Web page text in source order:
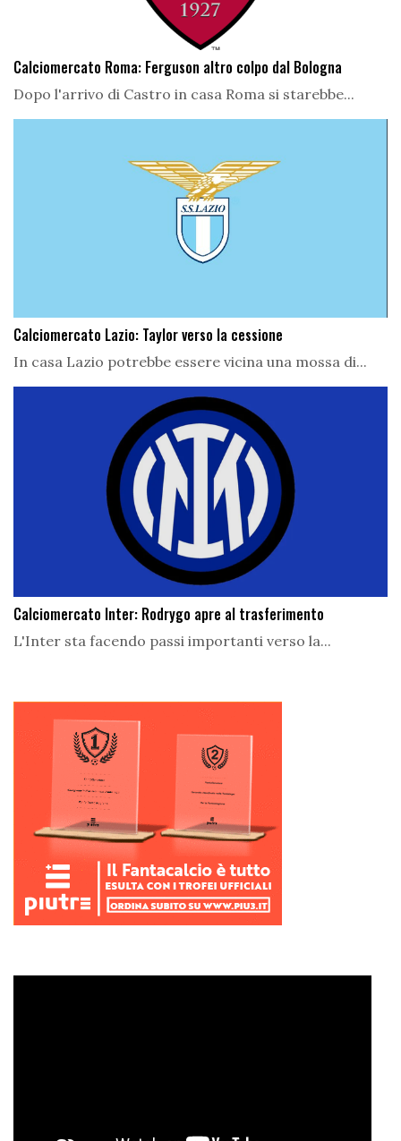
Calciomercato Roma: Ferguson altro colpo dal Bologna
Dopo l'arrivo di Castro in casa Roma si starebbe...
Calciomercato Lazio: Taylor verso la cessione
In casa Lazio potrebbe essere vicina una mossa di...
Calciomercato Inter: Rodrygo apre al trasferimento
L'Inter sta facendo passi importanti verso la...